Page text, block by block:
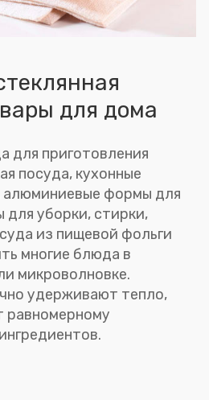
для дома
для приготовления
посуда, кухонные
формы для
для уборки, стирки,
из пищевой фольги
многие блюда в
микроволновке.
удерживают тепло,
равномерному